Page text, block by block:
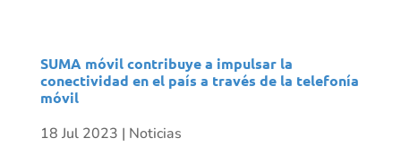
SUMA móvil contribuye a impulsar la
conectividad en el país a través de la telefonía
móvil
18 Jul 2023 | Noticias